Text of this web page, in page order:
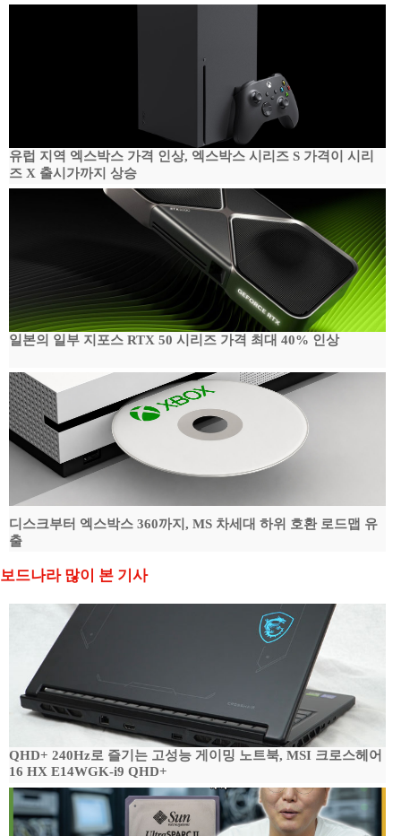
유럽 지역 엑스박스 가격 인상, 엑스박스 시리즈 S 가격이 시리
즈 X 출시가까지 상승
일본의 일부 지포스 RTX 50 시리즈 가격 최대 40% 인상
디스크부터 엑스박스 360까지, MS 차세대 하위 호환 로드맵 유
출
보드나라 많이 본 기사
QHD+ 240Hz로 즐기는 고성능 게이밍 노트북, MSI 크로스헤어
16 HX E14WGK-i9 QHD+